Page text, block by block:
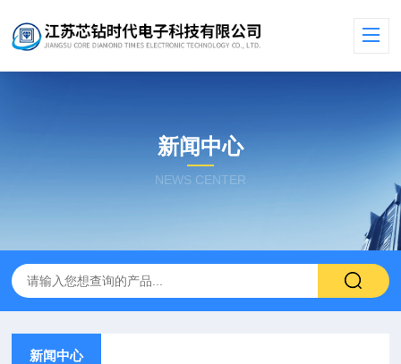
新闻中心
NEWS CENTER
新闻中心